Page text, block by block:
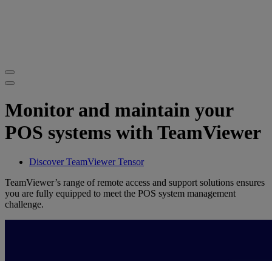
Monitor and maintain your
POS systems with TeamViewer
Discover TeamViewer Tensor
TeamViewer’s range of remote access and support solutions ensures
you are fully equipped to meet the POS system management
challenge.